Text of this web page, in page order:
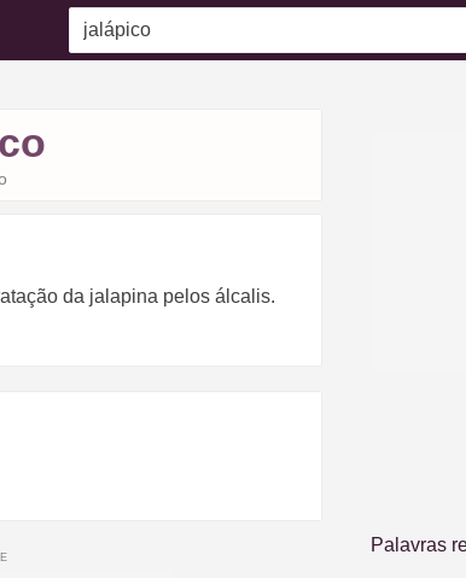
da jalapina pelos álcalis.
Palavras